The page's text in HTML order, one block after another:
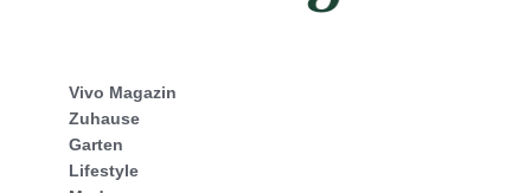
Vivo Magazin
Zuhause
Garten
Lifestyle